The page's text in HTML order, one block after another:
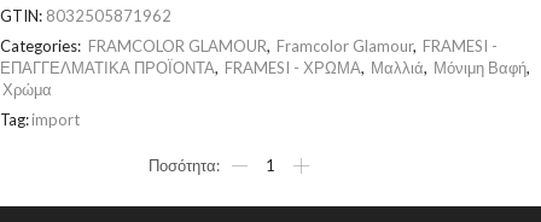
GTIN: 8032505871962
Categories: FRAMCOLOR GLAMOUR, Framcolor Glamour, FRAMESI -
ΕΠΑΓΓΕΛΜΑΤΙΚΑ ΠΡΟΪΟΝΤΑ, FRAMESI - ΧΡΩΜΑ, Μαλλιά, Μόνιμη Βαφή,
Χρώμα
Tag:import